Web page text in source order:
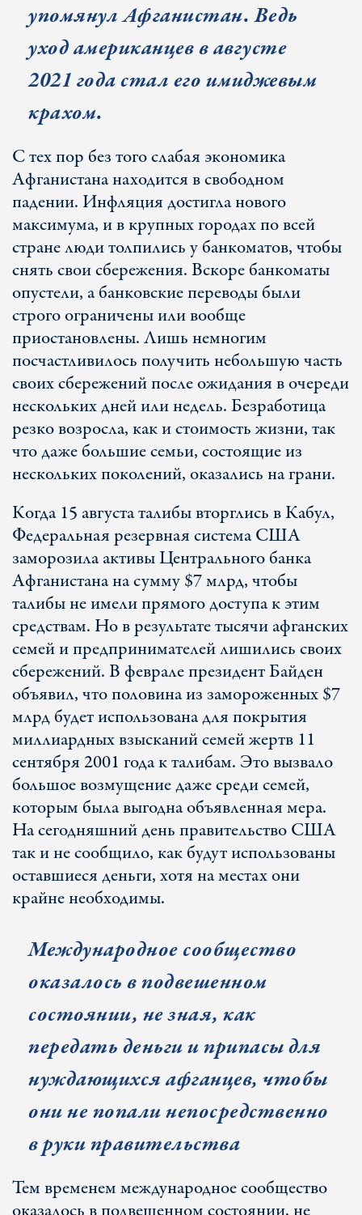
упомянул Афганистан. Ведь
уход американцев в августе
2021 года стал его имиджевым
крахом.
С тех пор без того слабая экономика
Афганистана находится в свободном
падении. Инфляция достигла нового
максимума, и в крупных городах по всей
стране люди толпились у банкоматов, чтобы
снять свои сбережения. Вскоре банкоматы
опустели, а банковские переводы были
строго ограничены или вообще
приостановлены. Лишь немногим
посчастливилось получить небольшую часть
своих сбережений после ожидания в очереди
нескольких дней или недель. Безработица
резко возросла, как и стоимость жизни, так
что даже большие семьи, состоящие из
нескольких поколений, оказались на грани.
Когда 15 августа талибы вторглись в Кабул,
Федеральная резервная система США
заморозила активы Центрального банка
Афганистана на сумму $7 млрд, чтобы
талибы не имели прямого доступа к этим
средствам. Но в результате тысячи афганских
семей и предпринимателей лишились своих
сбережений. В феврале президент Байден
объявил, что половина из замороженных $7
млрд будет использована для покрытия
миллиардных взысканий семей жертв 11
сентября 2001 года к талибам. Это вызвало
большое возмущение даже среди семей,
которым была выгодна объявленная мера.
На сегодняшний день правительство США
так и не сообщило, как будут использованы
оставшиеся деньги, хотя на местах они
крайне необходимы.
Международное сообщество
оказалось в подвешенном
состоянии, не зная, как
передать деньги и припасы для
нуждающихся афганцев, чтобы
они не попали непосредственно
в руки правительства
Тем временем международное сообщество